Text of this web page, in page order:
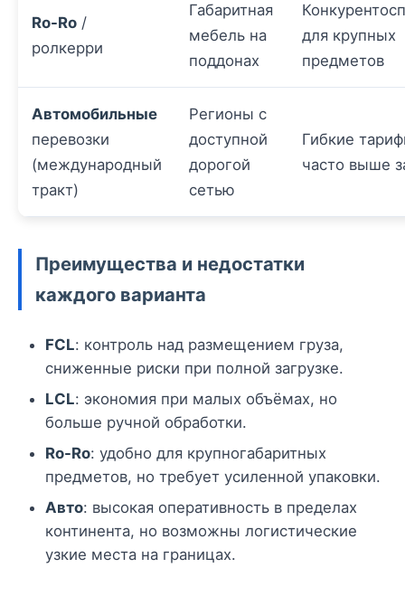
Ro-Ro /
ролкерри
Габаритная
мебель на
поддонах
для крупных
предметов
Автомобильные
перевозки
(международный
тракт)
Регионы с
доступной
дорогой
сетью
Гибкие
часто выше
Преимущества и недостатки
каждого варианта
FCL: контроль над размещением груза,
сниженные риски при полной загрузке.
LCL: экономия при малых объёмах, но
больше ручной обработки.
Ro-Ro: удобно для крупногабаритных
предметов, но требует усиленной упаковки.
Авто: высокая оперативность в пределах
континента, но возможны логистические
узкие места на границах.